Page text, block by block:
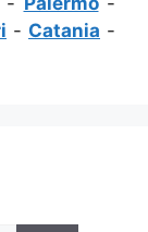
- Catania -